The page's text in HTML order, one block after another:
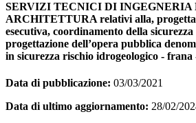
SERVIZI TECNICI DI INGEGNERIA
ARCHITETTURA relativi alla,
esecutiva, coordinamento della
progettazione dell’opera pubblica
in sicurezza rischio idrogeologico - frana
Data di pubblicazione: 03/03/2021
Data di ultimo aggiornamento: 28/02/